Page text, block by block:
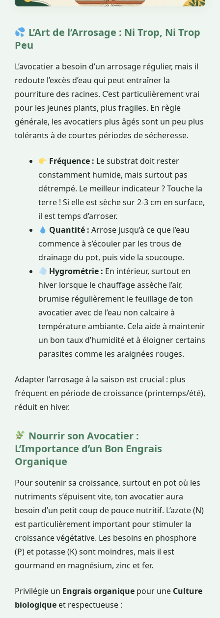
L’Art de l’Arrosage : Ni Trop, Ni Trop
Peu
L’avocatier a besoin d’un arrosage régulier, mais il
redoute l’excès d’eau qui peut entraîner la
pourriture des racines. C’est particulièrement vrai
pour les jeunes plants, plus fragiles. En règle
générale, les avocatiers plus âgés sont un peu plus
tolérants à de courtes périodes de sécheresse.
Fréquence : Le substrat doit rester
constamment humide, mais surtout pas
détrempé. Le meilleur indicateur ? Touche la
terre ! Si elle est sèche sur 2-3 cm en surface,
il est temps d’arroser.
Quantité : Arrose jusqu’à ce que l’eau
commence à s’écouler par les trous de
drainage du pot, puis vide la soucoupe.
Hygrométrie : En intérieur, surtout en
hiver lorsque le chauffage assèche l’air,
brumise régulièrement le feuillage de ton
avocatier avec de l’eau non calcaire à
température ambiante. Cela aide à maintenir
un bon taux d’humidité et à éloigner certains
parasites comme les araignées rouges.
Adapter l’arrosage à la saison est crucial : plus
fréquent en période de croissance (printemps/été),
réduit en hiver.
Nourrir son Avocatier :
L’Importance d’un Bon Engrais
Organique
Pour soutenir sa croissance, surtout en pot où les
nutriments s’épuisent vite, ton avocatier aura
besoin d’un petit coup de pouce nutritif. L’azote (N)
est particulièrement important pour stimuler la
croissance végétative. Les besoins en phosphore
(P) et potasse (K) sont moindres, mais il est
gourmand en magnésium, zinc et fer.
Privilégie un Engrais organique pour une Culture
biologique et respectueuse :